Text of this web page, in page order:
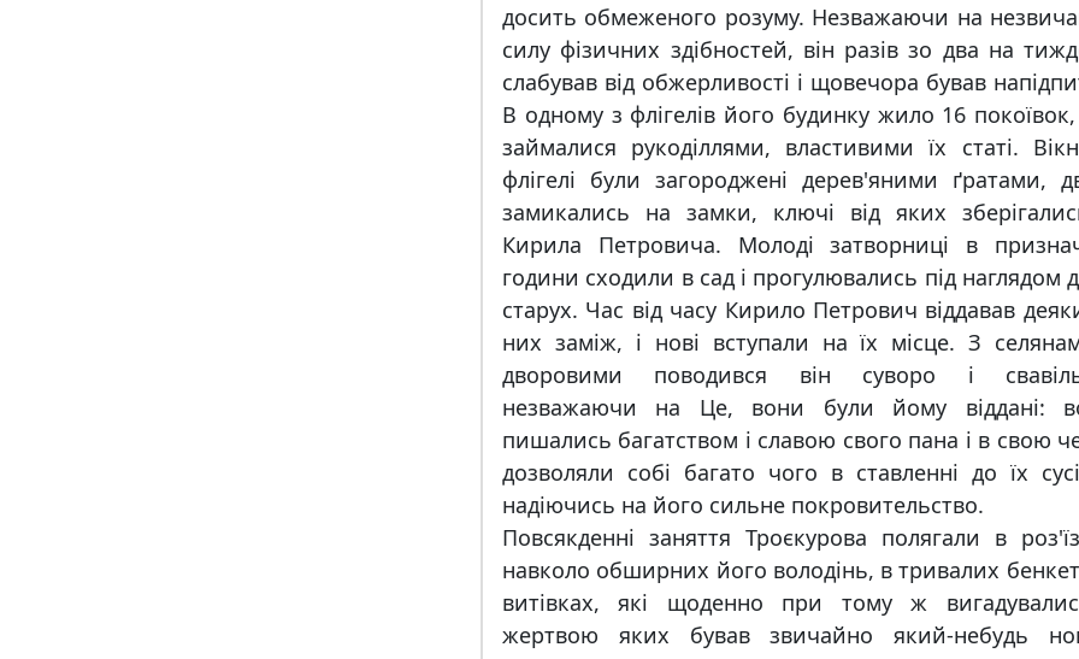
досить обмеженого розуму. Незважаючи на
силу фізичних здібностей, він разів зо два на
слабував від обжерливості і щовечора бував
В одному з флігелів його будинку жило 16
займалися рукоділлями, властивими їх статі.
флігелі були загороджені дерев'яними ґратами,
замикались на замки, ключі від яких
Кирила Петровича. Молоді затворниці в
години сходили в сад і прогулювались під наглядом
старух. Час від часу Кирило Петрович віддавав
них заміж, і нові вступали на їх місце. З
дворовими поводився він суворо і
незважаючи на Це, вони були йому віддані:
пишались багатством і славою свого пана і в свою
дозволяли собі багато чого в ставленні до їх
надіючись на його сильне покровительство.
Повсякденні заняття Троєкурова полягали в
навколо обширних його володінь, в тривалих
витівках, які щоденно при тому ж
жертвою яких бував звичайно який-небудь